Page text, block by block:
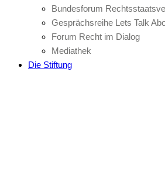
Bundesforum
Gesprächsreihe Lets Talk
Forum Recht im Dialog
Mediathek
Die Stiftung